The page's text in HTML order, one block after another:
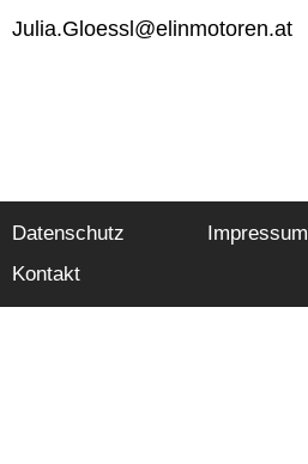
Julia.Gloessl@elinmotoren.at
Datenschutz
Impressum
Kontakt